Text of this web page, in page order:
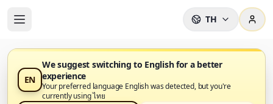
TH
EN
We suggest switching to English for a better
experience
Your preferred language English was detected, but you're
currently using ไทย
Nano Banana 2 Lite พร้อมใช้งานแล้วบน Nano Banana